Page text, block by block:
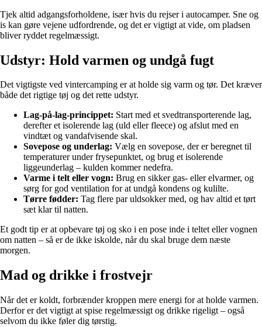
Tjek altid adgangsforholdene, især hvis du rejser i autocamper. Sne og
is kan gøre vejene udfordrende, og det er vigtigt at vide, om pladsen
bliver ryddet regelmæssigt.
Udstyr: Hold varmen og undgå fugt
Det vigtigste ved vintercamping er at holde sig varm og tør. Det kræver
både det rigtige tøj og det rette udstyr.
Lag-på-lag-princippet: Start med et svedtransporterende lag,
derefter et isolerende lag (uld eller fleece) og afslut med en
vindtæt og vandafvisende skal.
Sovepose og underlag: Vælg en sovepose, der er beregnet til
temperaturer under frysepunktet, og brug et isolerende
liggeunderlag – kulden kommer nedefra.
Varme i telt eller vogn: Brug en sikker gas- eller elvarmer, og
sørg for god ventilation for at undgå kondens og kulilte.
Tørre fødder: Tag flere par uldsokker med, og hav altid et tørt
sæt klar til natten.
Et godt tip er at opbevare tøj og sko i en pose inde i teltet eller vognen
om natten – så er de ikke iskolde, når du skal bruge dem næste
morgen.
Mad og drikke i frostvejr
Når det er koldt, forbrænder kroppen mere energi for at holde varmen.
Derfor er det vigtigt at spise regelmæssigt og drikke rigeligt – også
selvom du ikke føler dig tørstig.